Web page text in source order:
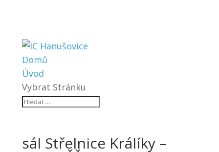
Domů
Úvod
Vybrat Stránku
sál Střelnice Králíky –